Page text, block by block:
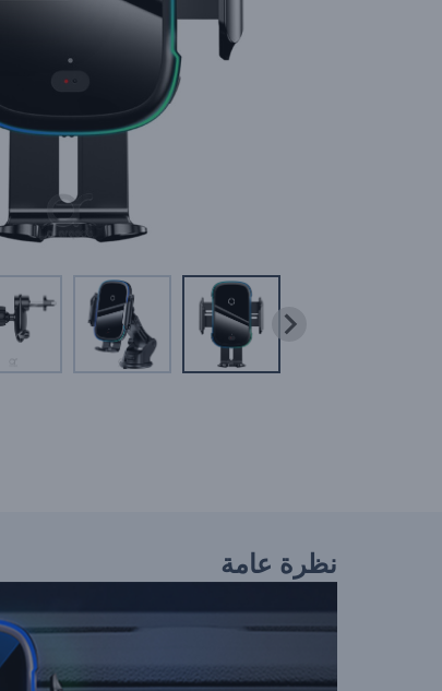
نظرة عامة